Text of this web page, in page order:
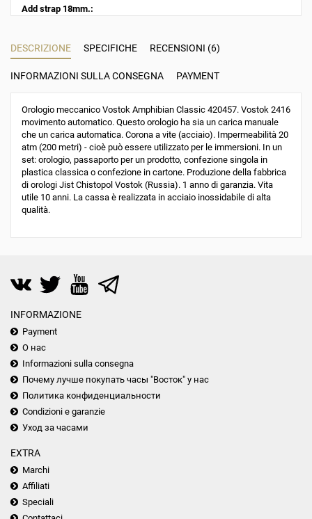
Add strap 18mm.:
DESCRIZIONE SPECIFICHE RECENSIONI (6)
INFORMAZIONI SULLA CONSEGNA PAYMENT
Orologio meccanico Vostok Amphibian Classic 420457. Vostok 2416
movimento automatico. Questo orologio ha sia un carica manuale
che un carica automatica. Corona a vite (acciaio). Impermeabilità 20
atm (200 metri) - cioè può essere utilizzato per le immersioni. In un
set: orologio, passaporto per un prodotto, confezione singola in
plastica classica o confezione in cartone. Produzione della fabbrica
di orologi Jist Chistopol Vostok (Russia). 1 anno di garanzia. Vita
utile 10 anni. La cassa è realizzata in acciaio inossidabile di alta
qualità.
INFORMAZIONE
Payment
О нас
Informazioni sulla consegna
Почему лучше покупать часы "Восток" у нас
Политика конфиденциальности
Condizioni e garanzie
Уход за часами
EXTRA
Marchi
Affiliati
Speciali